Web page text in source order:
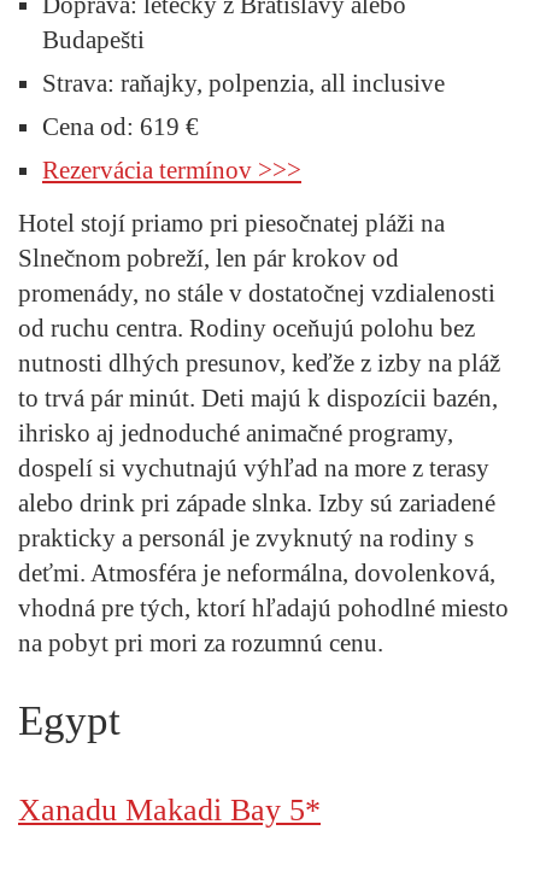
Budapešti
Strava: raňajky, polpenzia, all inclusive
Cena od: 619 €
Rezervácia termínov >>>
Hotel stojí priamo pri piesočnatej pláži na
Slnečnom pobreží, len pár krokov od
promenády, no stále v dostatočnej vzdialenosti
od ruchu centra. Rodiny oceňujú polohu bez
nutnosti dlhých presunov, keďže z izby na pláž
to trvá pár minút. Deti majú k dispozícii bazén,
ihrisko aj jednoduché animačné programy,
dospelí si vychutnajú výhľad na more z terasy
alebo drink pri západe slnka. Izby sú zariadené
prakticky a personál je zvyknutý na rodiny s
deťmi. Atmosféra je neformálna, dovolenková,
vhodná pre tých, ktorí hľadajú pohodlné miesto
na pobyt pri mori za rozumnú cenu.
Egypt
Xanadu Makadi Bay 5*